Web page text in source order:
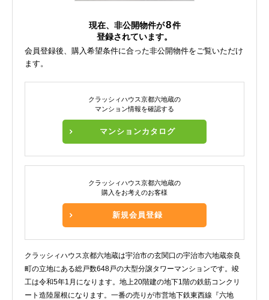
現在、非公開物件が8件
登録されています。
会員登録後、購入希望条件に合った非公開物件をご覧いただけ
ます。
クラッシィハウス京都六地蔵の
マンション情報を確認する
マンションカタログ
クラッシィハウス京都六地蔵の
購入をお考えのお客様
新規会員登録
クラッシィハウス京都六地蔵は宇治市の玄関口の宇治市六地蔵奈良
町の立地にある総戸数648戸の大型分譲タワーマンションです。竣
工は令和5年1月になります。地上20階建の地下1階の鉄筋コンクリ
ート造陸屋根になります。一番の売りが市営地下鉄東西線『六地